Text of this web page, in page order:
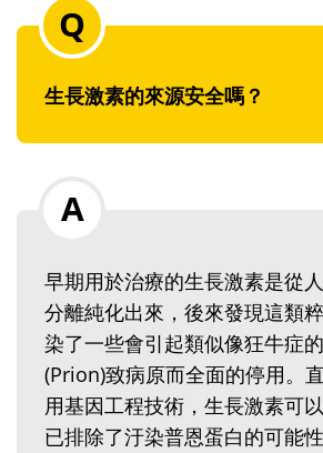
生長激素的來源安全嗎？
早期用於治療的生長激素是從
分離純化出來，後來發現這類
染了一些會引起類似像狂牛症
(Prion)致病原而全面的停用。
用基因工程技術，生長激素可
已排除了汙染普恩蛋白的可能